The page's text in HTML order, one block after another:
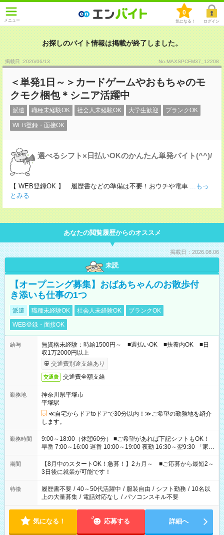
メニュー
0
気になる！ ログイン
お探しのバイト情報は掲載が終了しました。
掲載日 :2026/06/13 No.MAXSPCFM37_12208
＜単発1日～＞カードゲームやおもちゃのモ
クモク梱包＊シニア活躍中
派遣 職種未経験OK 社会人未経験OK 大学生歓迎 ブランクOK
WEB登録・面接OK
選べるシフト×日払いOKのかんたん単発バイト(^^)/
【 WEB登録OK 】 履歴書などの準備は不要！おウチや電車 ...もっ
とみる
あなたの閲覧履歴からのオススメ
掲載日：2026.08.06
未読
【オープニング募集】おばあちゃんのお散歩付
き添いも仕事の1つ
派遣 職種未経験OK 社会人未経験OK
ブランクOK
WEB登録・面接OK
給与
無資格未経験：時給1500円～ ■週払いOK ■扶養内OK ■日
収1万2000円以上
交通費別途支給あり
交通費 交通費全額支給
勤務地
神奈川県平塚市
平塚駅
≪自宅からドアtoドアで30分以内！≫ご希望の勤務地を紹介
します。
勤務時間
9:00～18:00（休憩60分） ■ご希望があれば下記シフトもOK！
早番 7:00～16:00 遅番 10:00～19:00 夜勤 16:30～翌9:30 「家族
と休みを合わせたい」 「余裕を持って夕飯の準備がしたい」
「できれば残業はしたくない」 など、ご希望を教えてください
ね。 ※Wワーク希望の方へ 今ご覧のお仕事で希望する勤務時間
と、もう1つのお仕事の勤務時間。 合計で週40時間を超える場
合は応募できません。
期間
【8月中のスタートOK！急募！】2カ月～ ■ご応募から最短2～
3日後に就業が可能です！
特徴 履歴書不要 / 40～50代活躍中 / 服装自由 / シフト勤務 / 10名以
上の大量募集 / 電話対応なし / パソコンスキル不要
気になる！ 応募する 詳細へ